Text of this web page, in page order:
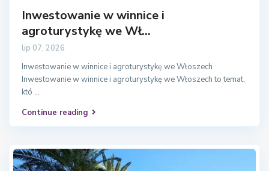
Inwestowanie w winnice i
agroturystykę we Wł...
lip 07, 2026
Inwestowanie w winnice i agroturystykę we Włoszech
Inwestowanie w winnice i agroturystykę we Włoszech to temat,
któ ...
Continue reading